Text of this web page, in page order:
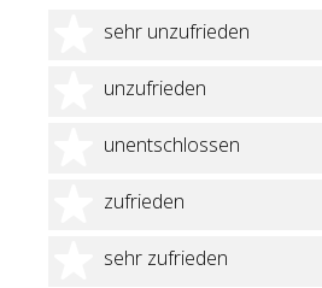
sehr unzufrieden
1 Stern
unzufrieden
2 Sterne
unentschlossen
3 Sterne
zufrieden
4 Sterne
sehr zufrieden
5 Sterne